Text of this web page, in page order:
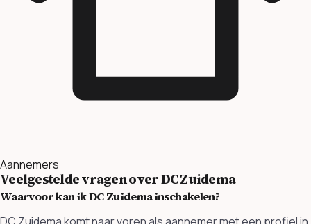
Aannemers
Veelgestelde vragen over DC Zuidema
Waarvoor kan ik DC Zuidema inschakelen?
DC Zuidema komt naar voren als aannemer met een profiel in